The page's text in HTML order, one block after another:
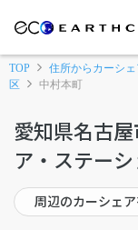
TOP 住所からカーシ
区
中村本町
愛知県名古
ア・ステー
周辺のカーシェ